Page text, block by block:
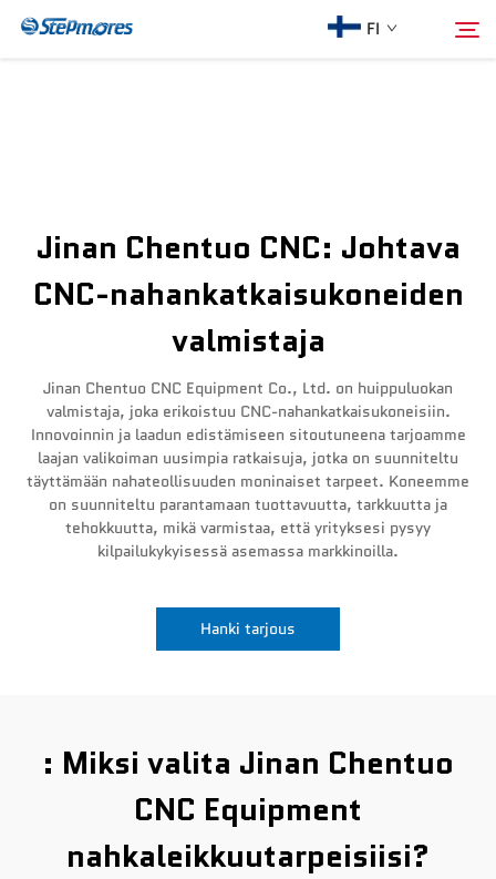
FI
Osta
Video
Uutiset
Jinan Chentuo CNC: Johtava
CNC-nahankatkaisukoneiden
valmistaja
Jinan Chentuo CNC Equipment Co., Ltd. on huippuluokan
valmistaja, joka erikoistuu CNC-nahankatkaisukoneisiin.
Innovoinnin ja laadun edistämiseen sitoutuneena tarjoamme
laajan valikoiman uusimpia ratkaisuja, jotka on suunniteltu
täyttämään nahateollisuuden moninaiset tarpeet. Koneemme
on suunniteltu parantamaan tuottavuutta, tarkkuutta ja
tehokkuutta, mikä varmistaa, että yrityksesi pysyy
kilpailukykyisessä asemassa markkinoilla.
Hanki tarjous
: Miksi valita Jinan Chentuo
CNC Equipment
nahkaleikkuutarpeisiisi?